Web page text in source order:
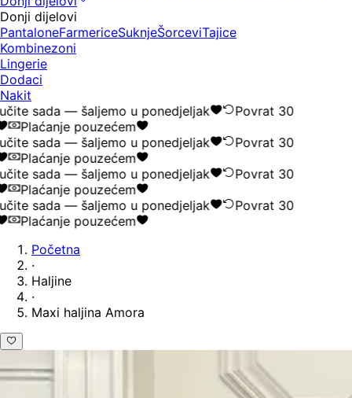
Donji dijelovi
PantaloneFarmericeSuknjeŠorceviTajice
Kombinezoni
Lingerie
Dodaci
Nakit
sada — šaljemo u ponedjeljak
Povrat 30
Plaćanje pouzećem
sada — šaljemo u ponedjeljak
Povrat 30
Plaćanje pouzećem
sada — šaljemo u ponedjeljak
Povrat 30
Plaćanje pouzećem
sada — šaljemo u ponedjeljak
Povrat 30
Plaćanje pouzećem
Početna
·
Haljine
·
Maxi haljina Amora